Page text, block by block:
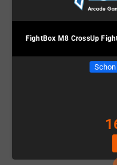
FightBox M8 CrossUp